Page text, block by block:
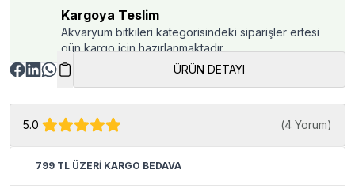
Kargoya Teslim
Akvaryum bitkileri kategorisindeki siparişler ertesi
gün kargo için hazırlanmaktadır.
ÜRÜN DETAYI
5.0 (4 Yorum)
799 TL ÜZERİ KARGO BEDAVA